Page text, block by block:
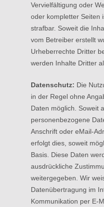
Vervielfältigung oder
oder kompletter Seiten
strafbar. Soweit die
vom Betreiber erstellt
Urheberrechte Dritter
werden Inhalte Dritter
Datenschutz: Die
in der Regel ohne
Daten möglich. Soweit
personenbezogene
Anschrift oder eMail-
erfolgt dies, soweit
Basis. Diese Daten
ausdrückliche
weitergegeben. Wir
Datenübertragung im
Kommunikation per E-